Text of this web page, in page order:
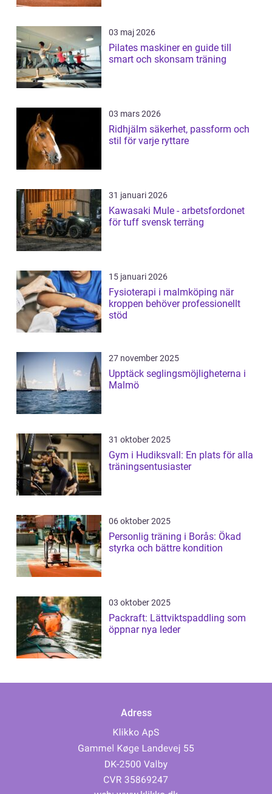
03 maj 2026
Pilates maskiner en guide till
smart och skonsam träning
03 mars 2026
Ridhjälm säkerhet, passform och
stil för varje ryttare
31 januari 2026
Kawasaki Mule - arbetsfordonet
för tuff svensk terräng
15 januari 2026
Fysioterapi i malmköping när
kroppen behöver professionellt
stöd
27 november 2025
Upptäck seglingsmöjligheterna i
Malmö
31 oktober 2025
Gym i Hudiksvall: En plats för alla
träningsentusiaster
06 oktober 2025
Personlig träning i Borås: Ökad
styrka och bättre kondition
03 oktober 2025
Packraft: Lättviktspaddling som
öppnar nya leder
Adress